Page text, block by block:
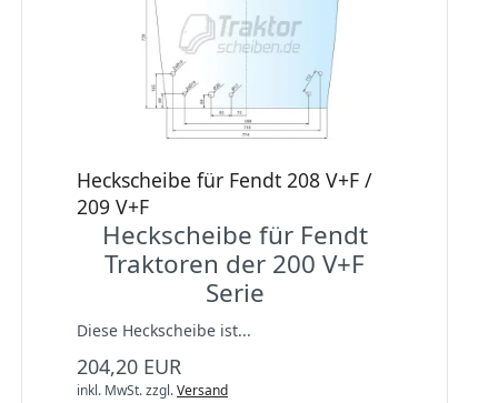
Heckscheibe für Fendt 208 V+F /
209 V+F
Heckscheibe für Fendt
Traktoren der 200 V+F
Serie
Diese Heckscheibe ist...
204,20 EUR
inkl. MwSt.zzgl.Versand